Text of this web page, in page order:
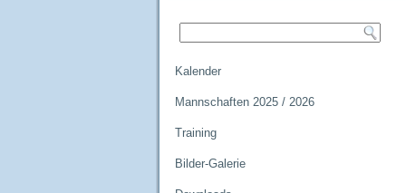
Kalender
Mannschaften 2025 / 2026
Training
Bilder-Galerie